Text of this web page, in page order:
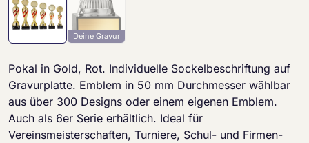
Deine Gravur
Pokal in Gold, Rot. Individuelle Sockelbeschriftung auf
Gravurplatte. Emblem in 50 mm Durchmesser wählbar
aus über 300 Designs oder einem eigenen Emblem.
Auch als 6er Serie erhältlich. Ideal für
Vereinsmeisterschaften, Turniere, Schul- und Firmen-